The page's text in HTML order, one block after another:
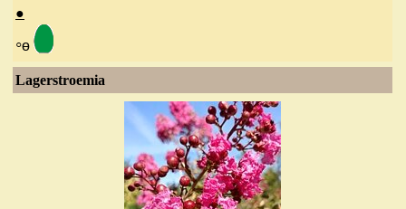
●
◦ө
Lagerstroemia